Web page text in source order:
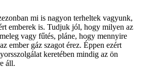
mi is nagyon terheltek vagyunk,
emberek is. Tudjuk jól, hogy milyen az
vagy fűtés, pláne, hogy mennyire
ember gáz szagot érez. Éppen ezért
keretében mindig az ön
áll.